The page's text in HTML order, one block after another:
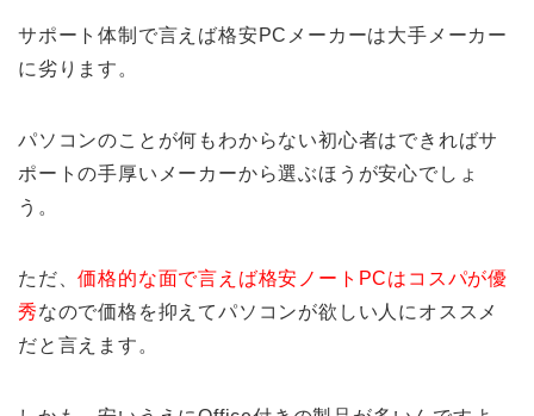
サポート体制で言えば格安PCメーカーは大手メーカー
に劣ります。
パソコンのことが何もわからない初心者はできればサ
ポートの手厚いメーカーから選ぶほうが安心でしょ
う。
ただ、価格的な面で言えば格安ノートPCはコスパが優
秀なので価格を抑えてパソコンが欲しい人にオススメ
だと言えます。